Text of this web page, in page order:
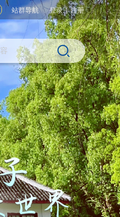
站群导航 登录|注册